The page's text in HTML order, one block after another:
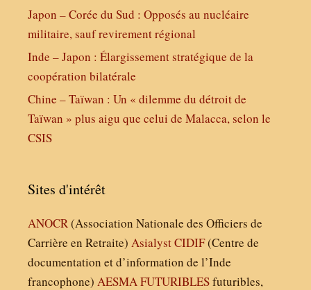
Japon – Corée du Sud : Opposés au nucléaire
militaire, sauf revirement régional
Inde – Japon : Élargissement stratégique de la
coopération bilatérale
Chine – Taïwan : Un « dilemme du détroit de
Taïwan » plus aigu que celui de Malacca, selon le
CSIS
Sites d'intérêt
ANOCR(Association Nationale des Officiers de
Carrière en Retraite) AsialystCIDIF(Centre de
documentation et d’information de l’Inde
francophone) AESMAFUTURIBLESfuturibles,